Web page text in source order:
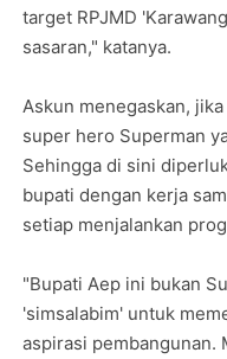
target RPJMD
sasaran," katanya.
Askun menegaskan,
super hero Superman
Sehingga di sini
bupati dengan kerja
setiap menjalankan
"Bupati Aep ini bukan
'simsalabim' untuk
aspirasi pembangunan.